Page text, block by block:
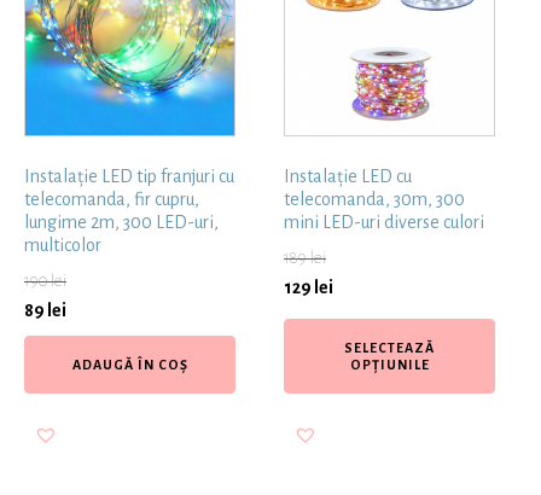
Instalație LED tip franjuri cu
telecomanda, fir cupru,
lungime 2m, 300 LED-uri,
multicolor
190lei
89 lei
ADAUGĂ ÎN COȘ
Instalație LED cu
telecomanda, 30m, 300
mini LED-uri diverse culori
189lei
129 lei
SELECTEAZĂ
OPȚIUNILE